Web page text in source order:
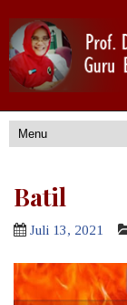
Batil
Juli 13, 2021